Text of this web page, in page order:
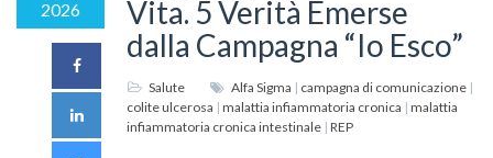
2026
Vita. 5 Verità Emerse
dalla Campagna “Io Esco”
Salute Alfa Sigma | campagna di comunicazione |
colite ulcerosa | malattia infiammatoria cronica | malattia
infiammatoria cronica intestinale | REP